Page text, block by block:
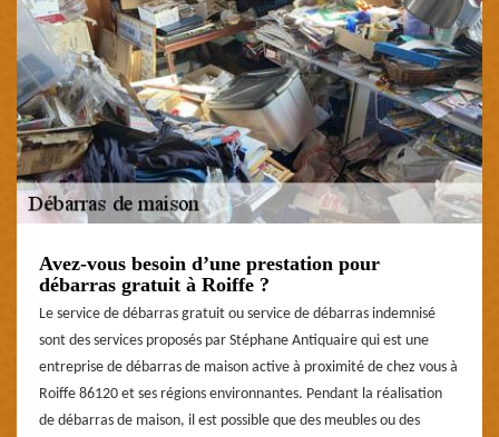
Avez-vous besoin d’une prestation pour
débarras gratuit à Roiffe ?
Le service de débarras gratuit ou service de débarras indemnisé
sont des services proposés par Stéphane Antiquaire qui est une
entreprise de débarras de maison active à proximité de chez vous à
Roiffe 86120 et ses régions environnantes. Pendant la réalisation
de débarras de maison, il est possible que des meubles ou des